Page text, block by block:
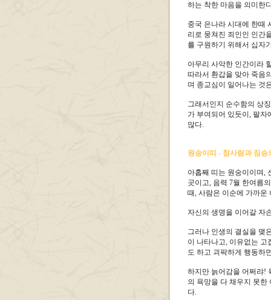
하는 착한 마음을 의미한
중국 은나라 시대에 한때
리로 뭉쳐진 죄인인 인간
를 구원하기 위해서 십자
아무리 사악한 인간이라
따라서 환갑을 맞아 죽음
며 종교심이 일어나는 것
그래서인지 순수함의 상
가 부여되어 있듯이, 팔
많다.
원숭이띠 - 참사람과 짐승
아홉째 띠는 원숭이이며,
곳이고, 음력 7월 한여름
때, 사람은 이순에 가까운
자신의 생명을 이어갈 자
그러나 인생의 결실을 맺
이 나타나고, 이유없는
도 하고 괴팍하게 행동하
하지만 늙어감을 어쩌랴!
의 욕망을 다 채우지 못한
다.